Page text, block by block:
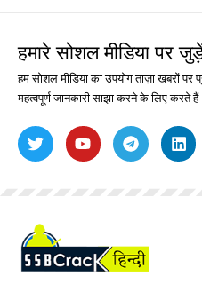
हमारे सोशल मीडिया पर
हम सोशल मीडिया का उपयोग ताज़ा खबरों
महत्वपूर्ण जानकारी साझा करने के लिए करते